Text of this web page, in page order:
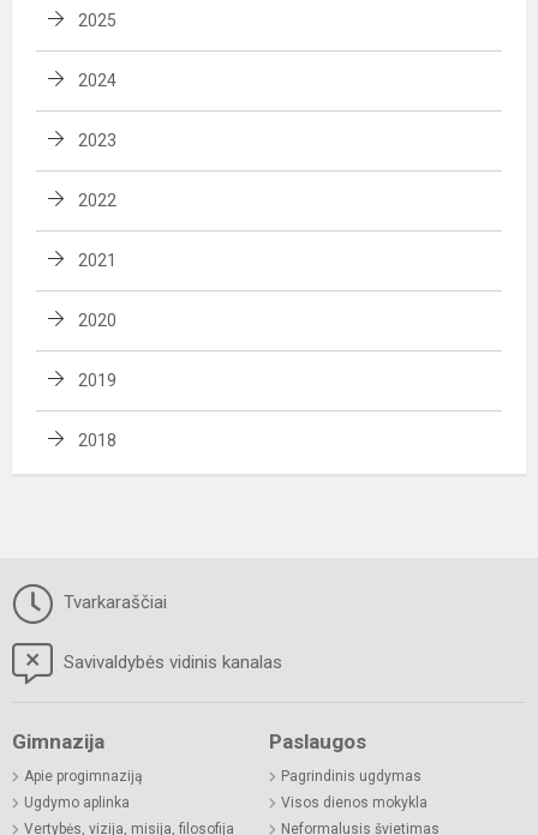
2025
2024
2023
2022
2021
2020
2019
2018
Tvarkaraščiai
Savivaldybės vidinis kanalas
Gimnazija
Apie progimnaziją
Ugdymo aplinka
Vertybės, vizija, misija, filosofija
Paslaugos
Pagrindinis ugdymas
Visos dienos mokykla
Neformalusis švietimas